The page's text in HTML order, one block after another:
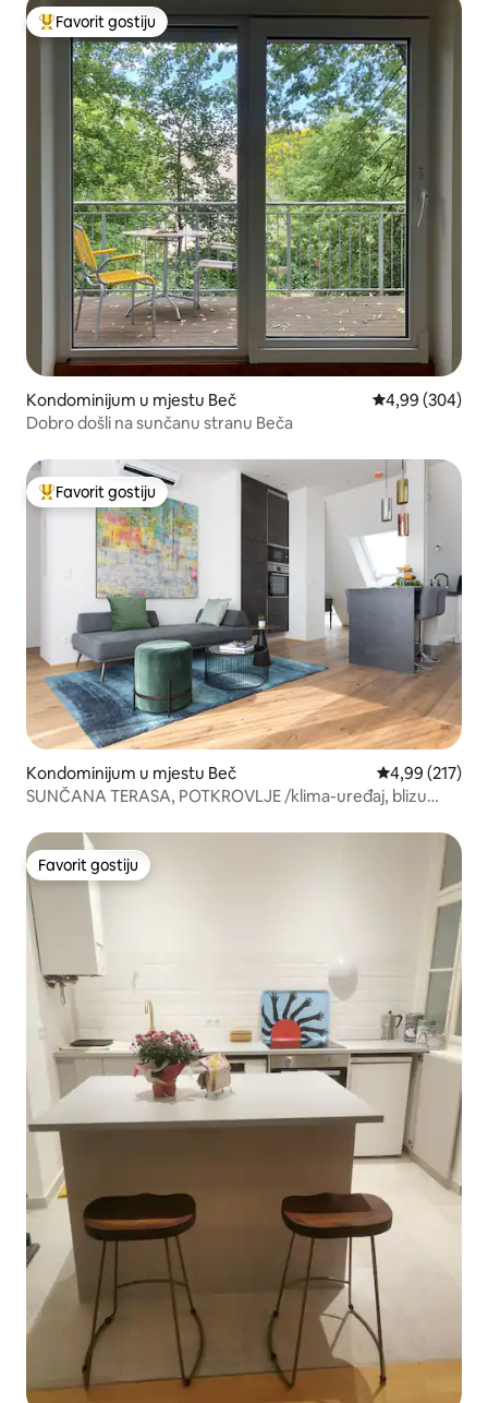
Glavni favorit gostiju
Favorit gostiju
Kondominijum u mjestu Beč prosječna
4,99 (304)
Dobro došli na sunčanu stranu Beča
Glavni favorit gostiju
Favorit gostiju
Kondominijum u mjestu Beč prosječna
4,99 (217)
SUNČANA TERASA, POTKROVLJE /klima-uređaj, blizu
Favorit gostiju
Favorit gostiju